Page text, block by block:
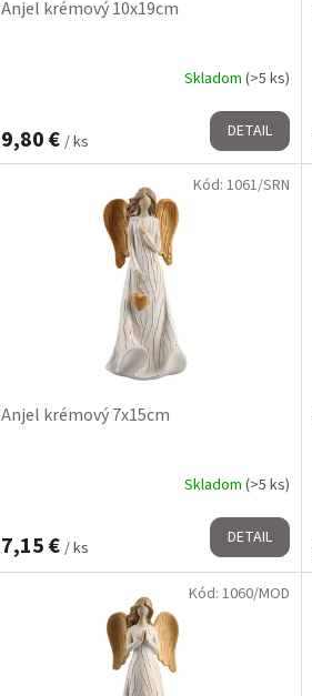
Anjel krémový 10x19cm
Skladom (>5 ks)
9,80 € / ks DETAIL
Anjel krémový 7x15cm
Skladom (>5 ks)
7,15 € / ks DETAIL
Kód: 1061/SRN
Kód: 1060/MOD